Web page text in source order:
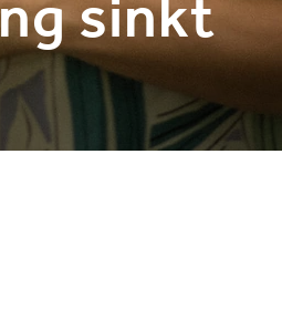
sinkt